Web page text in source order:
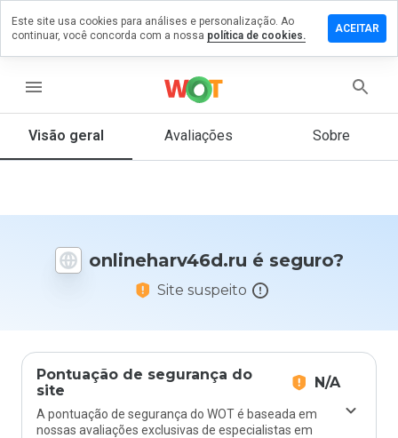
menu
Visão geral Avaliações Sobre
onlineharv46d.ru é seguro?
Site suspeito
Pontuação de segurança do
site
N/A
A pontuação de segurança do WOT é baseada em
nossas avaliações exclusivas de especialistas em
um
em
De 1
nota
Este site usa cookies para análises e personalização. Ao
continuar, você concorda com a nossa política de cookies.
ACEITAR